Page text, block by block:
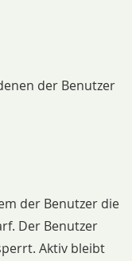
der Benutzer
der Benutzer die
Der Benutzer
Aktiv bleibt